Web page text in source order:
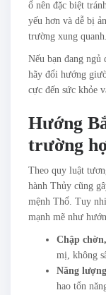
ổ nên đặc biệt
yếu hơn và dễ bị
trường xung quanh.
Nếu bạn đang ngủ
hãy đổi hướng
cực đến sức khỏe
Hướng
trường
Theo quy luật
hành Thủy cũng
mệnh Thổ. Tuy
mạnh mẽ như
Chập
mị, không
Năng
hao tổn